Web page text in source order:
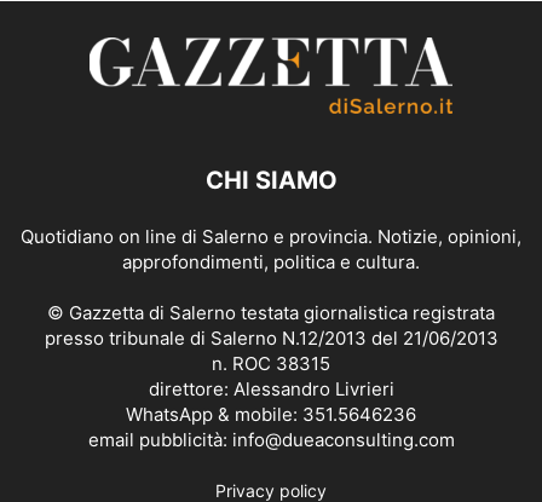
CHI SIAMO
Quotidiano on line di Salerno e provincia. Notizie, opinioni,
approfondimenti, politica e cultura.
© Gazzetta di Salerno testata giornalistica registrata
presso tribunale di Salerno N.12/2013 del 21/06/2013
n. ROC 38315
direttore: Alessandro Livrieri
WhatsApp & mobile: 351.5646236
email pubblicità: info@dueaconsulting.com
Privacy policy